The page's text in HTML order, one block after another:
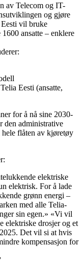
av Telecom og IT-
og gjøre
vil bruke
ansatte – enklere
Eesti (ansatte,
for å nå sine 2030-
administrative
flåten av kjøretøy
elektriske
elektrisk. For å lade
grønn energi –
med alle Telia-
sin egen.» «Vi vil
elektriske drosjer og et
Det vil si at hvis
kompensasjon for